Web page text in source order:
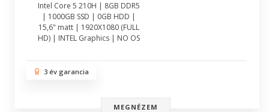
Intel Core 5 210H | 8GB DDR5
| 1000GB SSD | 0GB HDD |
15,6" matt | 1920X1080 (FULL
HD) | INTEL Graphics | NO OS
3 év garancia
MEGNÉZEM